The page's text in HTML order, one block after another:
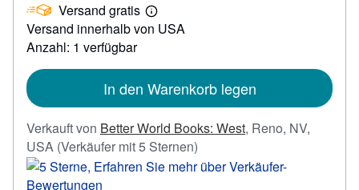
43,56 Versand gratis
Weitere
Informationen
Versand innerhalb von USA
Anzahl: 1 verfügbar
In den Warenkorb legen
Verkauft von Better World Books: West, Reno, NV,
USA (Verkäufer mit 5 Sternen)
5